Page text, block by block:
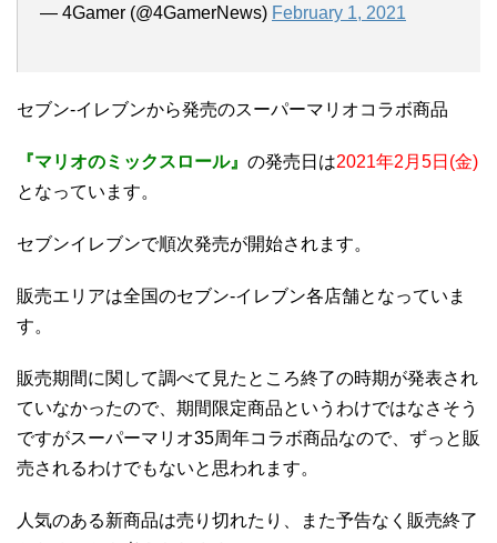
— 4Gamer (@4GamerNews) February 1, 2021
セブン-イレブンから発売のスーパーマリオコラボ商品
『マリオのミックスロール』 の発売日は2021年2月5日(金)
となっています。
セブンイレブンで順次発売が開始されます。
販売エリアは全国のセブン-イレブン各店舗となっていま
す。
販売期間に関して調べて見たところ終了の時期が発表され
ていなかったので、期間限定商品というわけではなさそう
ですがスーパーマリオ35周年コラボ商品なので、ずっと販
売されるわけでもないと思われます。
人気のある新商品は売り切れたり、また予告なく販売終了